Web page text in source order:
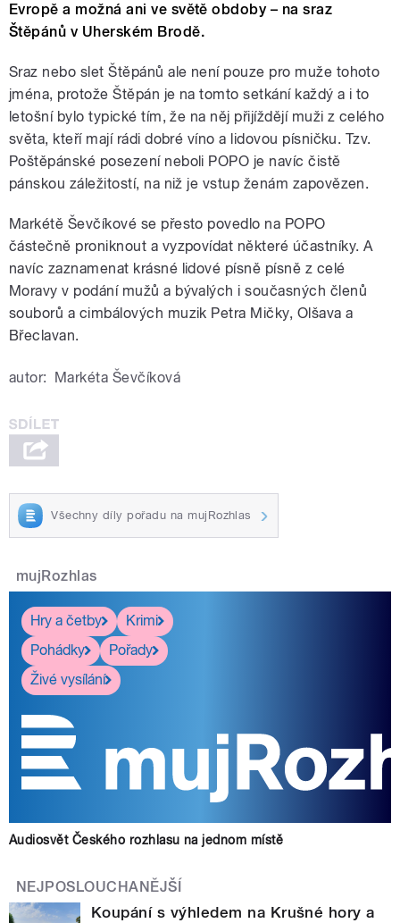
Evropě a možná ani ve světě obdoby – na sraz
Štěpánů v Uherském Brodě.
Sraz nebo slet Štěpánů ale není pouze pro muže tohoto
jména, protože Štěpán je na tomto setkání každý a i to
letošní bylo typické tím, že na něj přijíždějí muži z celého
světa, kteří mají rádi dobré víno a lidovou písničku. Tzv.
Poštěpánské posezení neboli POPO je navíc čistě
pánskou záležitostí, na niž je vstup ženám zapovězen.
Markétě Ševčíkové se přesto povedlo na POPO
částečně proniknout a vyzpovídat některé účastníky. A
navíc zaznamenat krásné lidové písně písně z celé
Moravy v podání mužů a bývalých i současných členů
souborů a cimbálových muzik Petra Mičky, Olšava a
Břeclavan.
autor: Markéta Ševčíková
Všechny díly pořadu na mujRozhlas
mujRozhlas
Hry a četby
Krimi
Pohádky
Pořady
Živé vysílání
Audiosvět Českého rozhlasu na jednom místě
NEJPOSLOUCHANĚJŠÍ
Koupání s výhledem na Krušné hory a